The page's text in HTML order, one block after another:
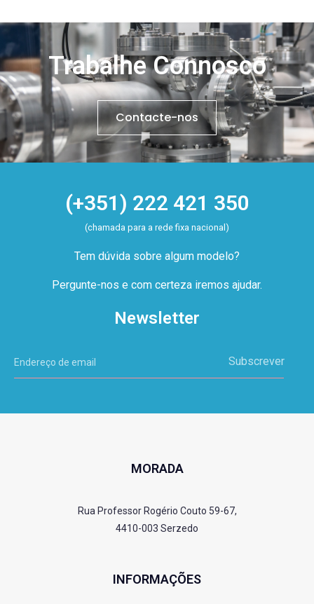
Trabalhe Connosco
Contacte-nos
(+351) 222 421 350
(chamada para a rede fixa nacional)
Tem dúvida sobre algum modelo?
Pergunte-nos e com certeza iremos ajudar.
Newsletter
Subscrever
MORADA
Rua Professor Rogério Couto 59-67,
4410-003 Serzedo
INFORMAÇÕES